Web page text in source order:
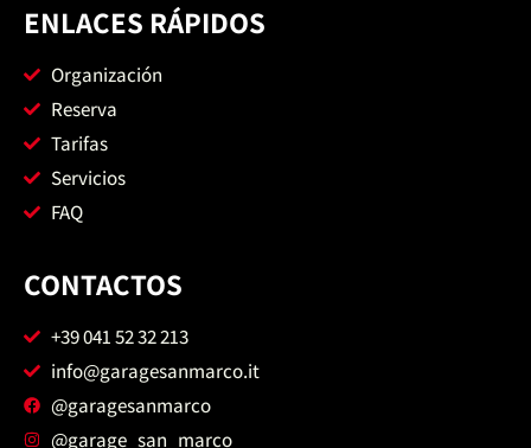
ENLACES RÁPIDOS
Organización
Reserva
Tarifas
Servicios
FAQ
CONTACTOS
+39 041 52 32 213
info@garagesanmarco.it
@garagesanmarco
@garage_san_marco